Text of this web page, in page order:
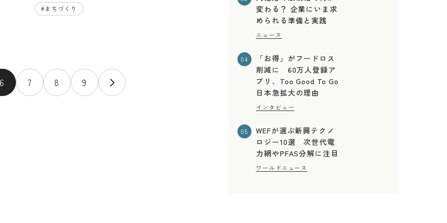
#まちづくり
6 7 8 9
変わる？ 企業にいま求
められる準備と実践
ニュース
04
「お得」がフードロス
削減に 60万人登録ア
プリ、Too Good To Go
日本急拡大の理由
インタビュー
05
WEFが選ぶ新興テクノ
ロジー10選 次世代電
力網やPFAS分解に注目
ワールドニュース